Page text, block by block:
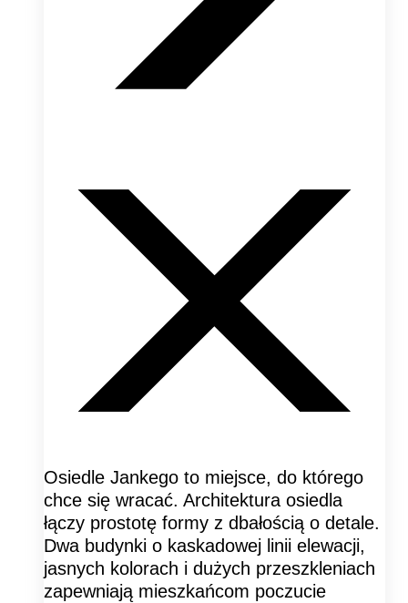
Osiedle Jankego to miejsce, do którego
chce się wracać. Architektura osiedla
łączy prostotę formy z dbałością o detale.
Dwa budynki o kaskadowej linii elewacji,
jasnych kolorach i dużych przeszkleniach
zapewniają mieszkańcom poczucie